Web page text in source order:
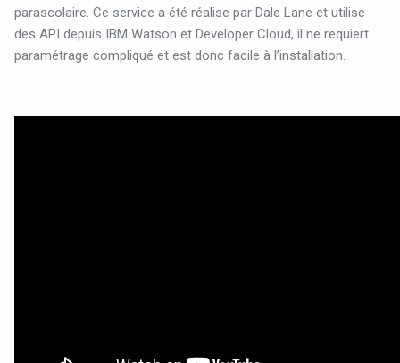
parascolaire. Ce service a été réalise par Dale Lane et utilise
des API depuis IBM Watson et Developer Cloud, il ne requiert
paramétrage compliqué et est donc facile à l’installation.